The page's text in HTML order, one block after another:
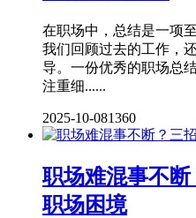
在职场中，总结是一项
我们回顾过去的工作，
导。一份优秀的职场总
注重细......
2025-10-081360
职场难混事不
职场困境